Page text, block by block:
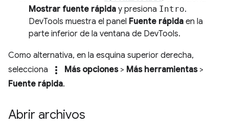
Mostrar fuente rápida y presiona Intro.
DevTools muestra el panel Fuente rápida en la
parte inferior de la ventana de DevTools.
Como alternativa, en la esquina superior derecha,
selecciona
more_vert Más opciones> Más herramientas>
Fuente rápida.
Abrir archivos